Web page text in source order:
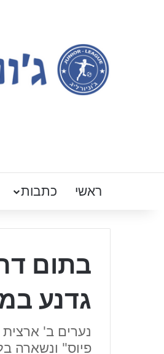
ראשי כתבות
בתום
גדנע
פיוס" ונשארה